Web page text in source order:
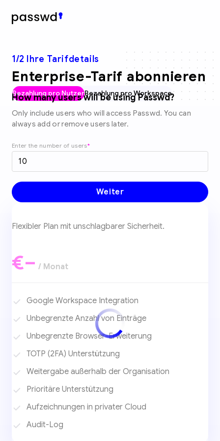
1/2 Ihre Tarifdetails
Enterprise-Tarif abonnieren
Bezahlung pro NutzerBezahlung pro Workspace
How many users will be using Passwd?
Only include users who will access Passwd. You can
always add or remove users later.
Enter the number of users*
Weiter
Flexibler Plan mit unschlagbarer Sicherheit.
€– / Monat
Google Workspace Integration
Unbegrenzte Anzahl von Einträge
Unbegrenzte Browser-Erweiterung
TOTP (2FA) Unterstützung
Weitergabe außerhalb der Organisation
Prioritäre Unterstützung
Aufzeichnungen in privater Cloud
Audit-Log